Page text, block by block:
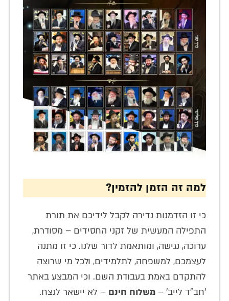
למה זה הזמן להזמין?
כי זו הזדמנות נדירה לקבל לידיכם את תורת
התפילה המעשית של זקני החסידים – מסודרת,
ערוכה, נגישה, ומותאמת לדור שלנו. כי זו מתנה
לעצמכם, למשפחה, לתלמידים, ולכל מי שרוצה
להתקדם באמת בעבודת השם. וכי המבצע באתר
'חב"ד לייב' – משלוח חינם – לא יישאר לנצח.